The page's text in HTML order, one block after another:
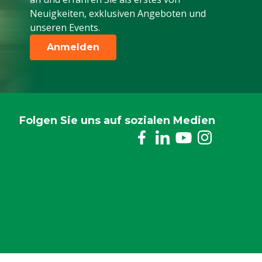
Neuigkeiten, exklusiven Angeboten und
unseren Events.
Anmelden
Folgen Sie uns auf sozialen Medien